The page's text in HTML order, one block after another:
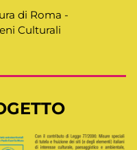
di Roma -
Culturali